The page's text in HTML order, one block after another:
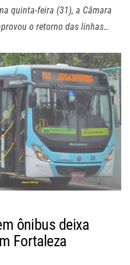
quinta-feira (31), a Câmara
o retorno das linhas…
ônibus deixa
Fortaleza